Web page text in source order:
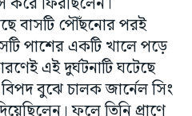
বাসটি পৌঁছনোর পরই
পাশের একটি খালে পড়ে
এই দুর্ঘটনাটি ঘটেছে
বুঝে চালক জার্নেল সিং